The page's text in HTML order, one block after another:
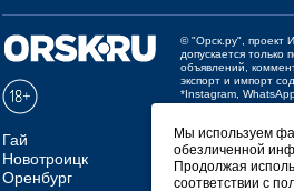
Гай
Новотроицк
Оренбург
©"Орск.ру" ,
допускается
объявлений,
экспорт и импорт
*Instagram,
Мобильная
СКАЧАТЬ
Мы используем
обезличенной
Продолжая
соответствии с